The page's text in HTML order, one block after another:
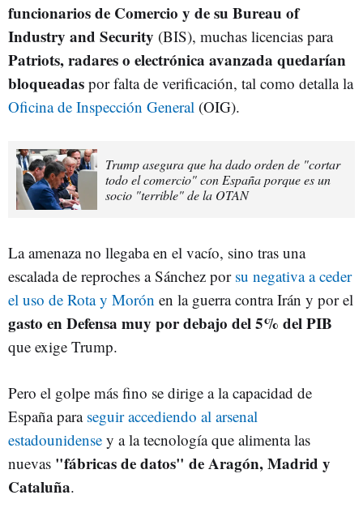
funcionarios de Comercio y de su Bureau of
Industry and Security (BIS), muchas licencias para
Patriots, radares o electrónica avanzada quedarían
bloqueadas por falta de verificación, tal como detalla la
Oficina de Inspección General (OIG).
Trump asegura que ha dado orden de "cortar
todo el comercio" con España porque es un
socio "terrible" de la OTAN
La amenaza no llegaba en el vacío, sino tras una
escalada de reproches a Sánchez por su negativa a ceder
el uso de Rota y Morón en la guerra contra Irán y por el
gasto en Defensa muy por debajo del 5% del PIB
que exige Trump.
Pero el golpe más fino se dirige a la capacidad de
España para seguir accediendo al arsenal
estadounidense y a la tecnología que alimenta las
nuevas "fábricas de datos" de Aragón, Madrid y
Cataluña.